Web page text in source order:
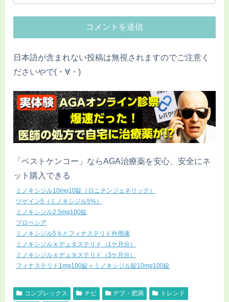
日本語が含まれない投稿は無視されますのでご注意く
ださいやで(・∀・)
「ベストケンコー」ならAGA治療薬を安心、安全にネ
ット購入できる
ミノキシジル10mg10錠（ロニテンジェネリック）
ツゲイン5（ミノキシジル5%）
ミノキシジル2.5mg100錠
プロペシア
ミノキシジル5％とフィナステリド外用液
ミノキシジル x デュタステリド（1ケ月分）
ミノキシジル x デュタステリド（3ケ月分）
フィナステリド1mg100錠＋ミノキシジル錠10mg100錠
コンプレックス チビ デブ・肥満
トレンド